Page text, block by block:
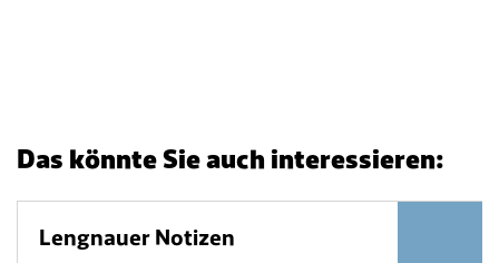
Das könnte Sie auch interessieren:
Lengnauer Notizen